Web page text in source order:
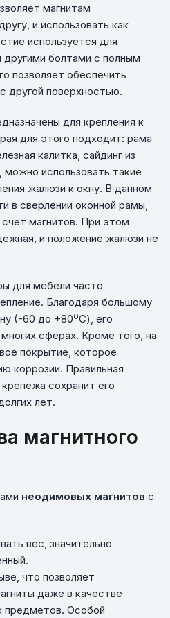
магнитам
и использовать как
используется для
болтами с полным
позволяет обеспечить
другой поверхностью.
для крепления к
для этого подходит: рама
калитка, сайдинг из
использовать такие
жалюзи к окну. В данном
в сверлении оконной рамы,
магнитов. При этом
и положение жалюзи не
для мебели часто
Благодаря большому
(-60 до +800С), его
сферах. Кроме того, на
покрытие, которое
коррозии. Правильная
сохранит его
лет.
магнитного
неодимовых магнитов с
вес, значительно
что позволяет
даже в качестве
предметов. Особой